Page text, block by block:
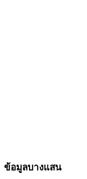
ข้อมูลบางแสน